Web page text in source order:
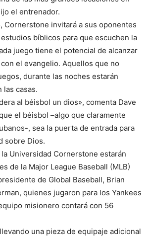
el entrenador.
Cornerstone invitará a sus oponentes
bíblicos para que escuchen la
juego tiene el potencial de alcanzar
el evangelio. Aquellos que no
durante las noches estarán
las casas.
al béisbol un dios», comenta Dave
el béisbol –algo que claramente
, sea la puerta de entrada para
sobre Dios.
Universidad Cornerstone estarán
de la Major League Baseball (MLB)
de Global Baseball, Brian
quienes jugaron para los Yankees
misionero contará con 56
una pieza de equipaje adicional